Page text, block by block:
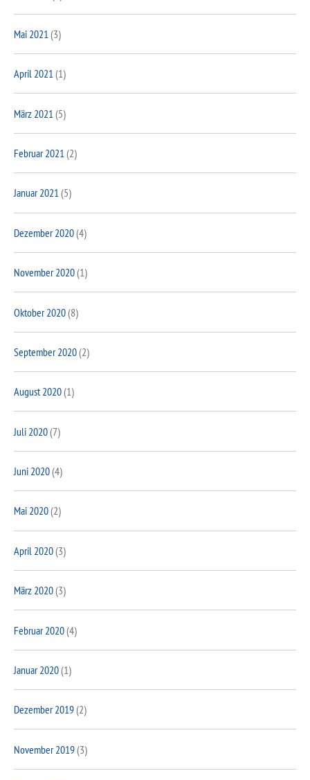
Mai 2021 (3)
April 2021(1)
März 2021 (5)
Februar 2021(2)
Januar 2021(5)
Dezember 2020(4)
November 2020(1)
Oktober 2020(8)
September 2020(2)
August 2020(1)
Juli 2020(7)
Juni 2020(4)
Mai 2020(2)
April 2020(3)
März 2020(3)
Februar 2020(4)
Januar 2020(1)
Dezember 2019(2)
November 2019(3)